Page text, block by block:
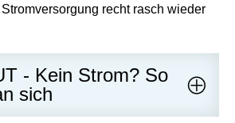
recht rasch wieder
- Kein Strom? So
sich